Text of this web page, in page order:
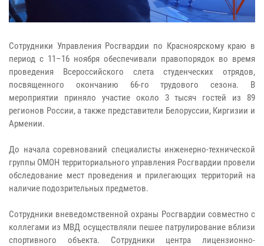
Сотрудники Управления Росгвардии по Красноярскому краю в
период с 11–16 ноября обеспечивали правопорядок во время
проведения Всероссийского слета студенческих отрядов,
посвященного окончанию 66-го трудового сезона. В
мероприятии приняло участие около 3 тысяч гостей из 89
регионов России, а также представители Белоруссии, Киргизии и
Армении.
До начала соревнований специалисты инженерно-технической
группы ОМОН территориального управления Росгвардии провели
обследование мест проведения и прилегающих территорий на
наличие подозрительных предметов.
Сотрудники вневедомственной охраны Росгвардии совместно с
коллегами из МВД осуществляли пешее патрулирование вблизи
спортивного объекта. Сотрудники центра лицензионно-